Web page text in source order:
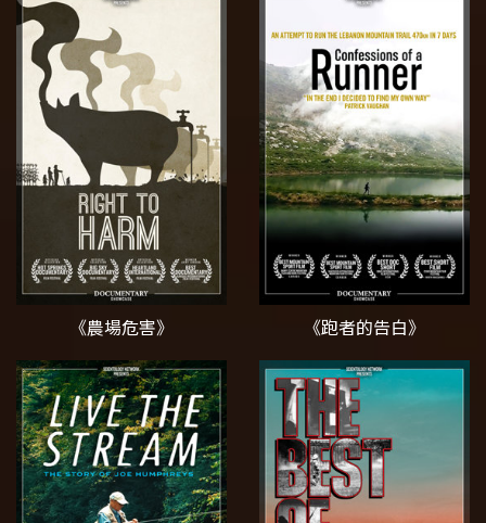
《農場危害》 《跑者的告白》